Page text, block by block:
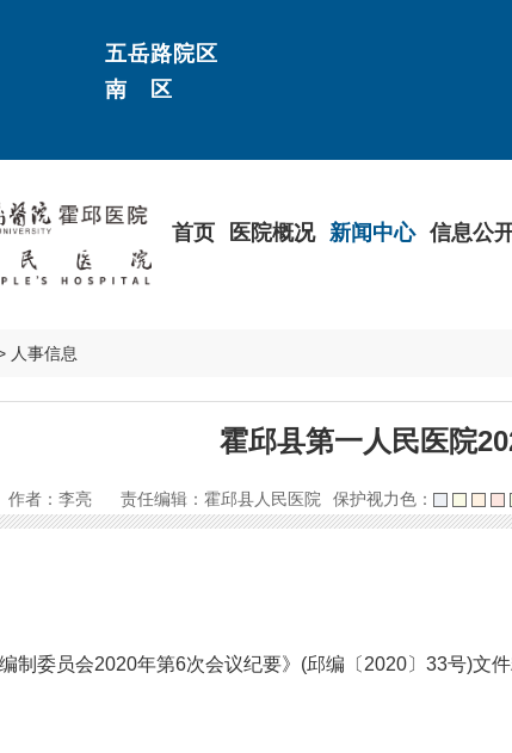
五岳路院区
南 区
首页 医院概况 新闻中心 信息公
人事信息
霍邱县第一人民医院
作者：李亮 责任编辑：霍邱县人民医院 保护视力色：
制委员会2020年第6次会议纪要》(邱编〔2020〕33号)文